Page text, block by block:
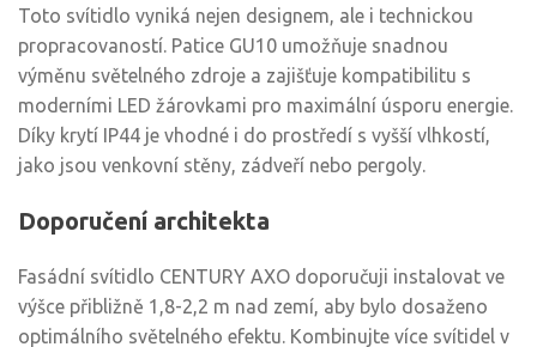
Toto svítidlo vyniká nejen designem, ale i technickou
propracovaností. Patice GU10 umožňuje snadnou
výměnu světelného zdroje a zajišťuje kompatibilitu s
moderními LED žárovkami pro maximální úsporu energie.
Díky krytí IP44 je vhodné i do prostředí s vyšší vlhkostí,
jako jsou venkovní stěny, zádveří nebo pergoly.
Doporučení architekta
Fasádní svítidlo CENTURY AXO doporučuji instalovat ve
výšce přibližně 1,8-2,2 m nad zemí, aby bylo dosaženo
optimálního světelného efektu. Kombinujte více svítidel v